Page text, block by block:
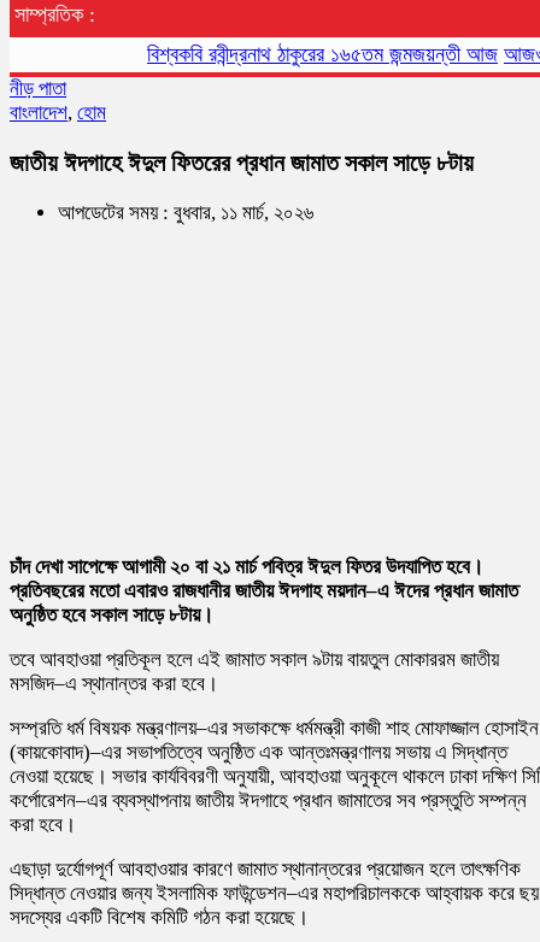
সাম্প্রতিক :
বিশ্বকবি রবীন্দ্রনাথ ঠাকুরের ১৬৫তম জন্মজয়ন্তী আজ আজও
নীড় পাতা
বাংলাদেশ, হোম
জাতীয় ঈদগাহে ঈদুল ফিতরের প্রধান জামাত সকাল সাড়ে ৮টায়
আপডেটের সময় : বুধবার, ১১ মার্চ, ২০২৬
চাঁদ দেখা সাপেক্ষে আগামী ২০ বা ২১ মার্চ পবিত্র ঈদুল ফিতর উদযাপিত হবে।
প্রতিবছরের মতো এবারও রাজধানীর জাতীয় ঈদগাহ ময়দান–এ ঈদের প্রধান জামাত
অনুষ্ঠিত হবে সকাল সাড়ে ৮টায়।
তবে আবহাওয়া প্রতিকূল হলে এই জামাত সকাল ৯টায় বায়তুল মোকাররম জাতীয়
মসজিদ–এ স্থানান্তর করা হবে।
সম্প্রতি ধর্ম বিষয়ক মন্ত্রণালয়–এর সভাকক্ষে ধর্মমন্ত্রী কাজী শাহ মোফাজ্জাল হোসাইন
(কায়কোবাদ)–এর সভাপতিত্বে অনুষ্ঠিত এক আন্তঃমন্ত্রণালয় সভায় এ সিদ্ধান্ত
নেওয়া হয়েছে। সভার কার্যবিবরণী অনুযায়ী, আবহাওয়া অনুকূলে থাকলে ঢাকা দক্ষিণ
কর্পোরেশন–এর ব্যবস্থাপনায় জাতীয় ঈদগাহে প্রধান জামাতের সব প্রস্তুতি সম্পন্ন
করা হবে।
এছাড়া দুর্যোগপূর্ণ আবহাওয়ার কারণে জামাত স্থানান্তরের প্রয়োজন হলে তাৎক্ষণিক
সিদ্ধান্ত নেওয়ার জন্য ইসলামিক ফাউন্ডেশন–এর মহাপরিচালককে আহ্বায়ক করে ছয়
সদস্যের একটি বিশেষ কমিটি গঠন করা হয়েছে।